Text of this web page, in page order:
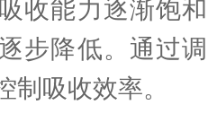
收能力逐渐饱
步降低。通过
制吸收效率。